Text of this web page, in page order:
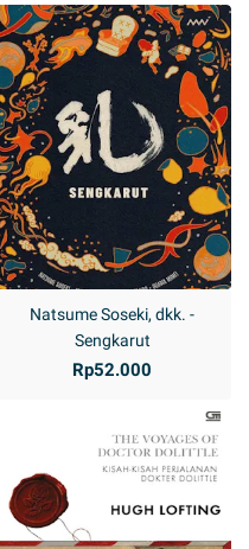
Natsume Soseki, dkk. -
Sengkarut
Rp52.000